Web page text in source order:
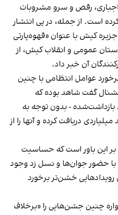
رقص و سرو مشروبات
است. از جمله، در پی انتشار
کیش با عنوان «قهوه‌پارتی
عمومی و انقلاب کیش، از
آن خبر داد.
عوامل انتظامی با چنین
گفت شاهد بوده که
بازداشت‌‌شده - بدون توجه به
دریافت کرده و آنها را از
این باور است که حساسیت
حضور جوان‌ها و نسل زد وجود
رویدادهایی خشن‌تر برخورد
چنین جشن‌هایی را «برخلاف